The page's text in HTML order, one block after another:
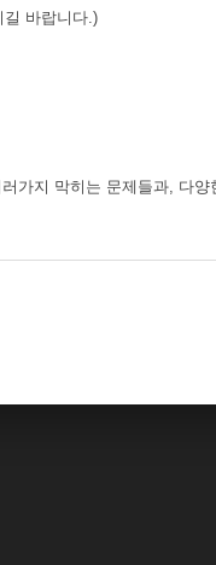
바랍니다.)
가지 막히는 문제들과, 다